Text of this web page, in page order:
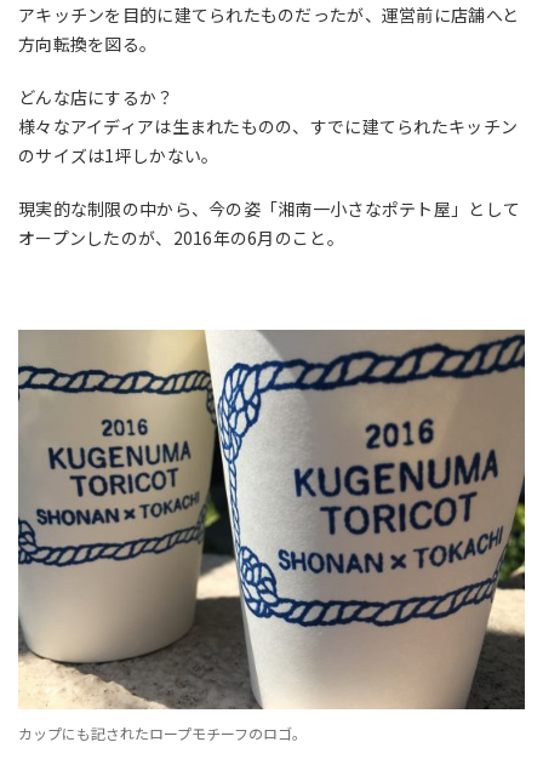
アキッチンを目的に建てられたものだったが、運営前に店舗へと
方向転換を図る。
どんな店にするか？
様々なアイディアは生まれたものの、すでに建てられたキッチン
のサイズは1坪しかない。
現実的な制限の中から、今の姿「湘南一小さなポテト屋」として
オープンしたのが、2016年の6月のこと。
カップにも記されたロープモチーフのロゴ。